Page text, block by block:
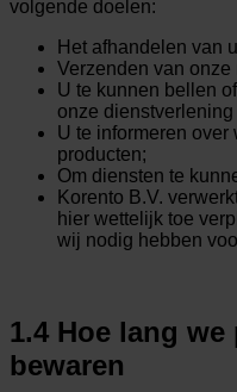
volgende doelen:
Het afhandelen van
Verzenden van
U te kunnen bellen
onze
U te informeren
producten;
Om diensten te
Korento B.V.
hier wettelijk toe
wij nodig hebben
1.4 Hoe lang
bewaren